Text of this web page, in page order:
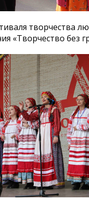
творчества
«Творчество без